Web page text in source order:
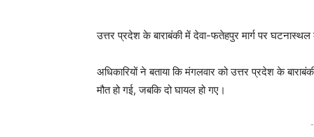
उत्तर प्रदेश के बाराबंकी में देवा-फतेहपुर मार्ग पर
अधिकारियों ने बताया कि मंगलवार को उत्तर प्रदेश के
मौत हो गई, जबकि दो घायल हो गए।